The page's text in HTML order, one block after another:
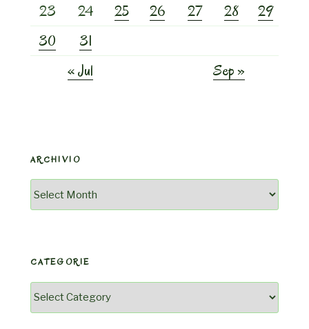
23
24 25 26 27 28
29
30
31
« Jul
Sep »
ARCHIVIO
Archivio
CATEGORIE
Categorie